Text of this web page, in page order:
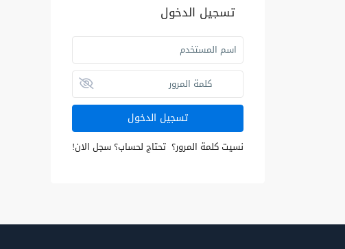
تسجيل الدخول
تسجيل الدخول
تحتاج لحساب؟ سجل الان! نسيت كلمة المرور؟